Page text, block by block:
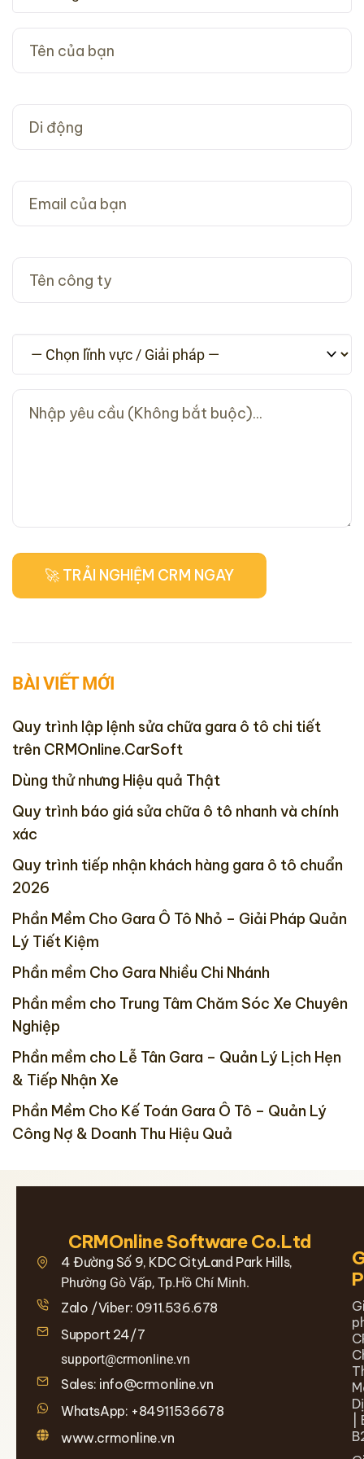
BÀI VIẾT MỚI
Quy trình lập lệnh sửa chữa gara ô tô chi tiết
trên CRMOnline.CarSoft
Dùng thử nhưng Hiệu quả Thật
Quy trình báo giá sửa chữa ô tô nhanh và chính
xác
Quy trình tiếp nhận khách hàng gara ô tô chuẩn
2026
Phần Mềm Cho Gara Ô Tô Nhỏ – Giải Pháp Quản
Lý Tiết Kiệm
Phần mềm Cho Gara Nhiều Chi Nhánh
Phần mềm cho Trung Tâm Chăm Sóc Xe Chuyên
Nghiệp
Phần mềm cho Lễ Tân Gara – Quản Lý Lịch Hẹn
& Tiếp Nhận Xe
Phần Mềm Cho Kế Toán Gara Ô Tô – Quản Lý
Công Nợ & Doanh Thu Hiệu Quả
CRMOnline Software Co.Ltd
4 Đường Số 9, KDC CityLand Park Hills,
Phường Gò Vấp, Tp.Hồ Chí Minh.
Zalo /Viber: 0911.536.678
Support 24/7
support@crmonline.vn
Sales: info@crmonline.vn
WhatsApp: +84911536678
www.crmonline.vn